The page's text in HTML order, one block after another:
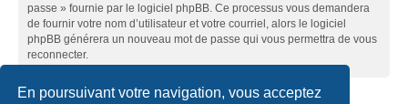
En poursuivant votre navigation, vous acceptez
passe » fournie par le logiciel phpBB. Ce processus vous demandera
de fournir votre nom d’utilisateur et votre courriel, alors le logiciel
phpBB générera un nouveau mot de passe qui vous permettra de vous
reconnecter.